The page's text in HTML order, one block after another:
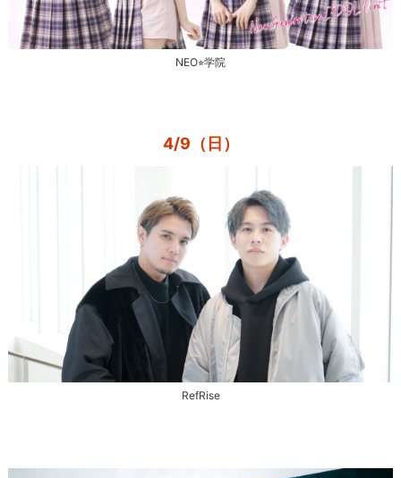
NEO⭐︎学院
4/9（日）
RefRise